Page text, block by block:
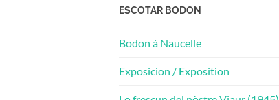
ESCOTAR BODON
Bodon à Naucelle
Exposicion / Exposition